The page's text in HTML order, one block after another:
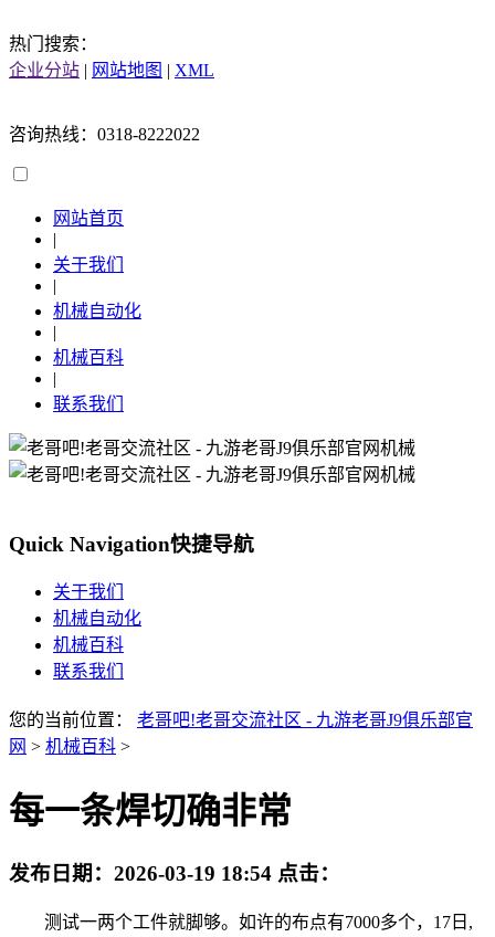
热门搜索：
企业分站 | 网站地图 | XML
咨询热线：0318-8222022
网站首页
|
关于我们
|
机械自动化
|
机械百科
|
联系我们
Quick Navigation快捷导航
关于我们
机械自动化
机械百科
联系我们
您的当前位置： 老哥吧!老哥交流社区 - 九游老哥J9俱乐部官
网 > 机械百科 >
每一条焊切确非常
发布日期： 2026-03-19 18:54 点击：
测试一两个工件就脚够。如许的布点有7000多个，17日,